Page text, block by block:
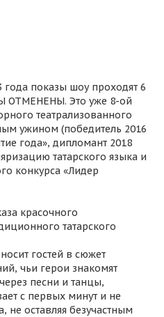
показы шоу проходят 6
ОТМЕНЕНЫ. Это уже 8-ой
театрализованного
ужином (победитель 2016
года», дипломант 2018
татарского языка и
конкурса «Лидер
красочного
татарского
гостей в сюжет
чьи герои знакомят
песни и танцы,
с первых минут и не
не оставляя безучастным